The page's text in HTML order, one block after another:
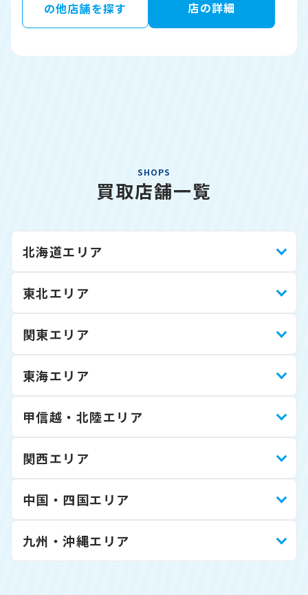
の他店舗を探す 店の詳細
SHOPS
買取店舗一覧
北海道エリア
東北エリア
関東エリア
東海エリア
甲信越・北陸エリア
関西エリア
中国・四国エリア
九州・沖縄エリア